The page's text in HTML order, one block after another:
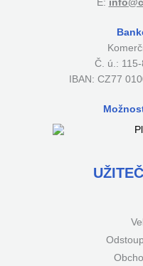
Č. ú.:
IBAN: CZ77